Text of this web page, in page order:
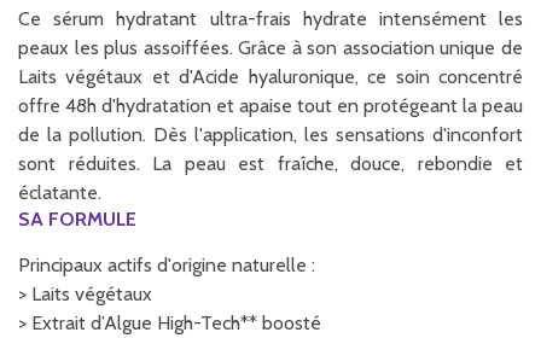
Ce sérum hydratant ultra-frais hydrate intensément les
peaux les plus assoiffées. Grâce à son association unique de
Laits végétaux et d'Acide hyaluronique, ce soin concentré
offre 48h d'hydratation et apaise tout en protégeant la peau
de la pollution. Dès l'application, les sensations d'inconfort
sont réduites. La peau est fraîche, douce, rebondie et
éclatante.
SA FORMULE
Principaux actifs d'origine naturelle :
> Laits végétaux
> Extrait d’Algue High-Tech** boosté